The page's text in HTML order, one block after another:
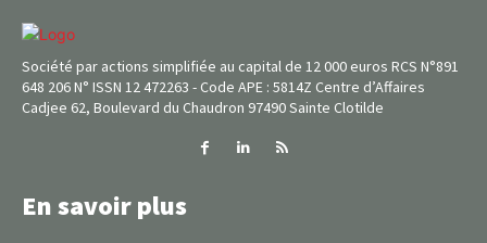
Société par actions simplifiée au capital de 12 000 euros RCS N°891
648 206 N° ISSN 12 472263 - Code APE : 5814Z Centre d’Affaires
Cadjee 62, Boulevard du Chaudron 97490 Sainte Clotilde
En savoir plus